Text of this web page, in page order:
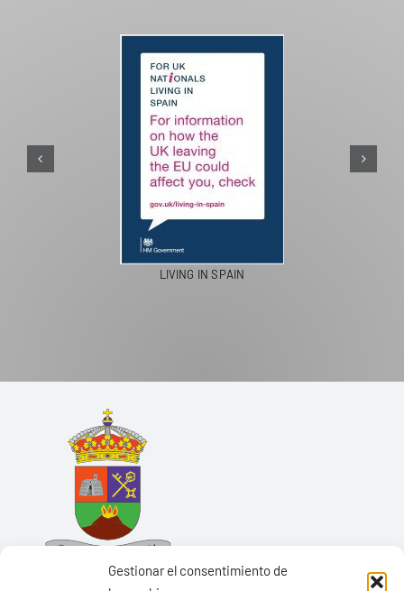
Gestionar el consentimiento de
LIVING IN SPAIN